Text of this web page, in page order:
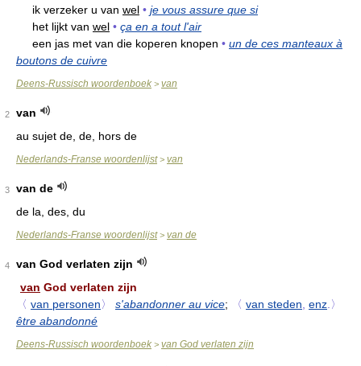
ik verzeker u van wel • je vous assure que si
het lijkt van wel • ça en a tout l'air
een jas met van die koperen knopen • un de ces manteaux à
boutons de cuivre
Deens-Russisch woordenboek > van
2
van
au sujet de, de, hors de
Nederlands-Franse woordenlijst> van
3
van de
de la, des, du
Nederlands-Franse woordenlijst> van de
4
van God verlaten zijn
van God verlaten zijn
〈 van personen〉 s'abandonner au vice; 〈 van steden enz .〉
être abandonné
Deens-Russisch woordenboek > van God verlaten zijn